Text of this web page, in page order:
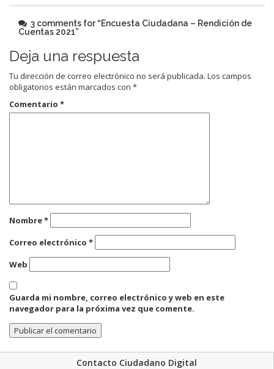
3 comments for “Encuesta Ciudadana – Rendición de
Cuentas 2021”
Deja una respuesta
Tu dirección de correo electrónico no será publicada. Los campos
obligatorios están marcados con *
Comentario *
Nombre*
Correo electrónico *
Web
Guarda mi nombre, correo electrónico y web en este
navegador para la próxima vez que comente.
Contacto Ciudadano Digital